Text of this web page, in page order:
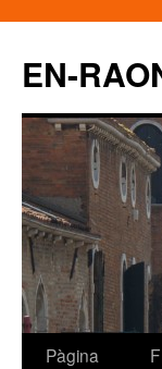
EN-
Vés
Pàgina